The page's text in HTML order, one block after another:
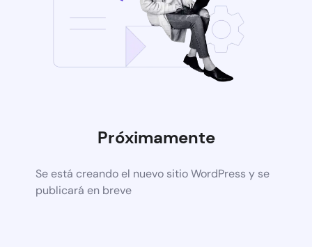
Próximamente
Se está creando el nuevo sitio WordPress y se
publicará en breve